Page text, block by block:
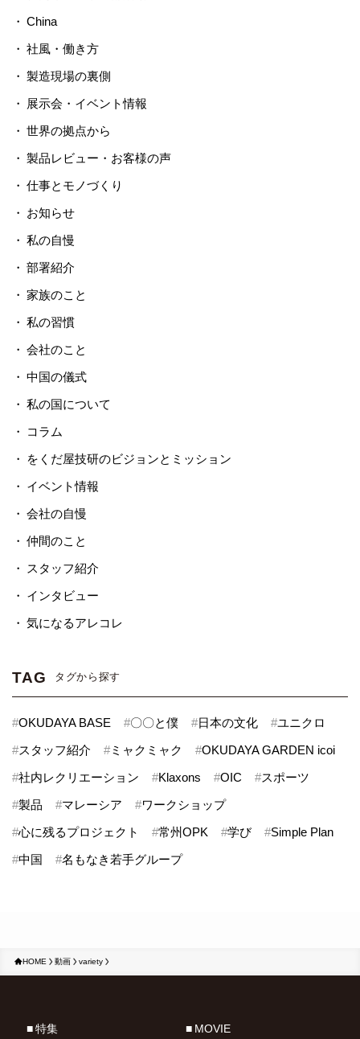
China
社風・働き方
製造現場の裏側
展示会・イベント情報
世界の拠点から
製品レビュー・お客様の声
仕事とモノづくり
お知らせ
私の自慢
部署紹介
家族のこと
私の習慣
会社のこと
中国の儀式
私の国について
コラム
をくだ屋技研のビジョンとミッション
イベント情報
会社の自慢
仲間のこと
スタッフ紹介
インタビュー
気になるアレコレ
TAG タグから探す
#OKUDAYA BASE #〇〇と僕 #日本の文化 #ユニクロ
#スタッフ紹介 #ミャクミャク #OKUDAYA GARDEN icoi
#社内レクリエーション #Klaxons #OIC #スポーツ
#製品 #マレーシア #ワークショップ
#心に残るプロジェクト #常州OPK #学び #Simple Plan
#中国 #名もなき若手グループ
HOME 動画 variety
特集 MOVIE